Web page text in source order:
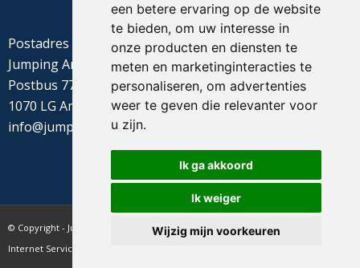
een betere ervaring op de website
te bieden, om uw interesse in
onze producten en diensten te
meten en marketinginteracties te
personaliseren, om advertenties
weer te geven die relevanter voor
u zijn.
Ik ga akkoord
Ik weiger
Wijzig mijn voorkeuren
Postadres
Jumping Amsterdam
Postbus 77655
1070 LG Amsterdam
info@jumpingamsterdam.nl
© Copyright - Jumping Amsterdam - website realisatie CyberNed
Internet Services